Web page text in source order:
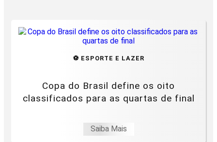
⚽ ESPORTE E LAZER
Copa do Brasil define os oito
classificados para as quartas de final
Saiba Mais